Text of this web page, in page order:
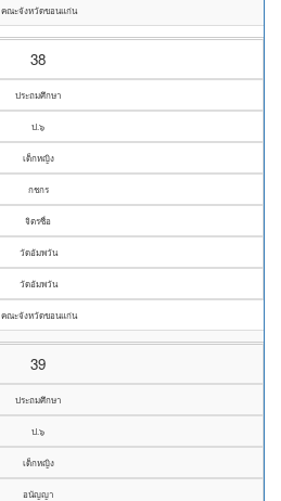
คณะจังหวัดขอนแก่น
38
ประถมศึกษา
ป.๖
เด็กหญิง
กชกร
จิตรซื่อ
วัดอัมพวัน
วัดอัมพวัน
คณะจังหวัดขอนแก่น
39
ประถมศึกษา
ป.๖
เด็กหญิง
อนัญญา